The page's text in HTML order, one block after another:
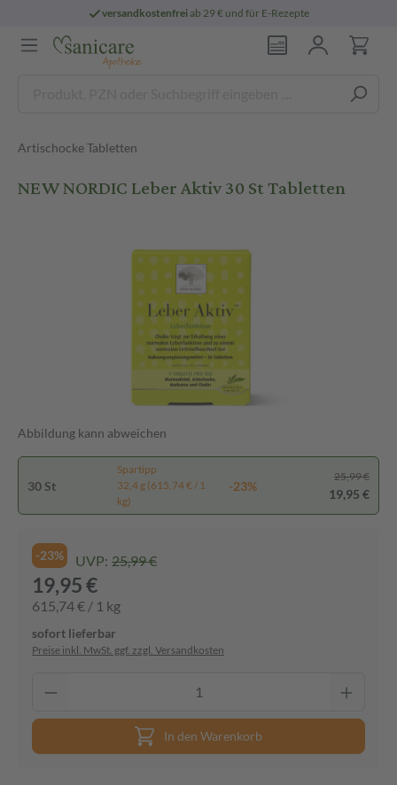
versandkostenfreiab 29 € und für E-Rezepte
Artischocke Tabletten
NEW NORDIC Leber Aktiv 30 St Tabletten
Abbildung kann abweichen
30 St
Spartipp
32,4 g (615,74 € / 1
kg)
-23%
25,99 €
19,95 €
-23% UVP: 25,99 €
19,95 €
615,74 € / 1 kg
sofort lieferbar
Preise inkl. MwSt. ggf. zzgl. Versandkosten
In den Warenkorb